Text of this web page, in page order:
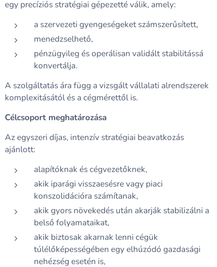
egy precíziós stratégiai gépezetté válik, amely:
a szervezeti gyengeségeket számszerűsített,
menedzselhető,
pénzügyileg és operálisan validált stabilitássá
konvertálja.
A szolgáltatás ára függ a vizsgált vállalati alrendszerek
komplexitásától és a cégmérettől is.
Célcsoport meghatározása
Az egyszeri díjas, intenzív stratégiai beavatkozás
ajánlott:
alapítóknak és cégvezetőknek,
akik iparági visszaesésre vagy piaci
konszolidációra számítanak,
akik gyors növekedés után akarják stabilizálni a
belső folyamataikat,
akik biztosak akarnak lenni cégük
túlélőképességében egy elhúzódó gazdasági
nehézség esetén is,